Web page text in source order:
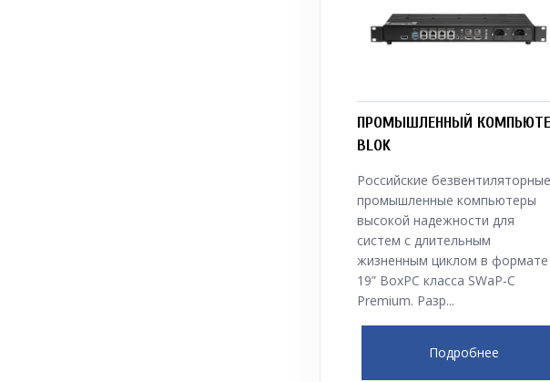
ПРОМЫШЛЕННЫЙ
BLOK
Российские безвентиляторные
промышленные компьютеры
высокой надежности для
систем с длительным
жизненным циклом в формате
19” BoxPC класса SWaP-С
Premium. Разр...
Подробнее